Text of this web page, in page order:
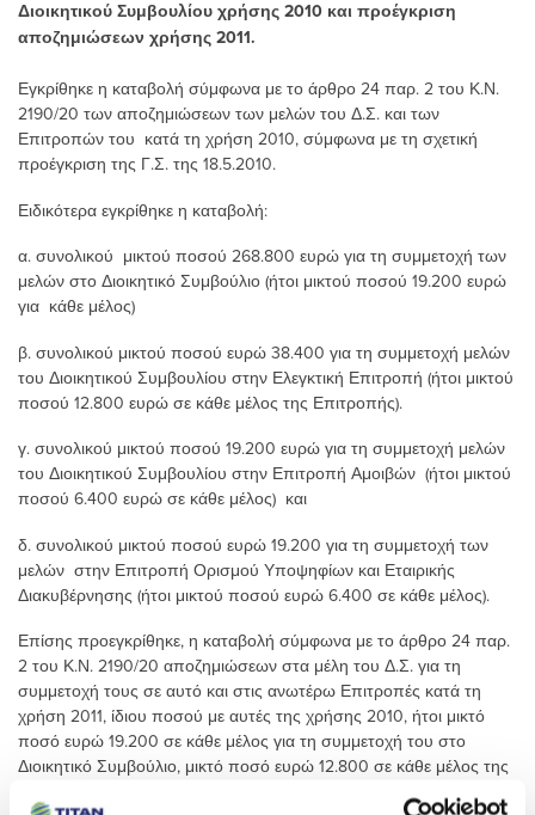
Διοικητικού Συμβουλίου χρήσης 2010 και προέγκριση
αποζημιώσεων χρήσης 2011.
Εγκρίθηκε η καταβολή σύμφωνα με το άρθρο 24 παρ. 2 του Κ.Ν.
2190/20 των αποζημιώσεων των μελών του Δ.Σ. και των
Επιτροπών του κατά τη χρήση 2010, σύμφωνα με τη σχετική
προέγκριση της Γ.Σ. της 18.5.2010.
Ειδικότερα εγκρίθηκε η καταβολή:
α. συνολικού μικτού ποσού 268.800 ευρώ για τη συμμετοχή των
μελών στο Διοικητικό Συμβούλιο (ήτοι μικτού ποσού 19.200 ευρώ
για κάθε μέλος)
β. συνολικού μικτού ποσού ευρώ 38.400 για τη συμμετοχή μελών
του Διοικητικού Συμβουλίου στην Ελεγκτική Επιτροπή (ήτοι μικτού
ποσού 12.800 ευρώ σε κάθε μέλος της Επιτροπής).
γ. συνολικού μικτού ποσού 19.200 ευρώ για τη συμμετοχή μελών
του Διοικητικού Συμβουλίου στην Επιτροπή Αμοιβών (ήτοι μικτού
ποσού 6.400 ευρώ σε κάθε μέλος) και
δ. συνολικού μικτού ποσού ευρώ 19.200 για τη συμμετοχή των
μελών στην Επιτροπή Ορισμού Υποψηφίων και Εταιρικής
Διακυβέρνησης (ήτοι μικτού ποσού ευρώ 6.400 σε κάθε μέλος).
Επίσης προεγκρίθηκε, η καταβολή σύμφωνα με το άρθρο 24 παρ.
2 του Κ.Ν. 2190/20 αποζημιώσεων στα μέλη του Δ.Σ. για τη
συμμετοχή τους σε αυτό και στις ανωτέρω Επιτροπές κατά τη
χρήση 2011, ίδιου ποσού με αυτές της χρήσης 2010, ήτοι μικτό
ποσό ευρώ 19.200 σε κάθε μέλος για τη συμμετοχή του στο
Διοικητικό Συμβούλιο, μικτό ποσό ευρώ 12.800 σε κάθε μέλος της